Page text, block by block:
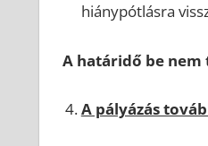
hiánypótlásra
A határidő be nem
A pályázás